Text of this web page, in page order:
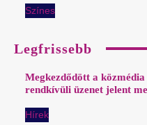
Színes
Legfrissebb
Megkezdődött a
rendkívüli üzenet jelent
Hírek